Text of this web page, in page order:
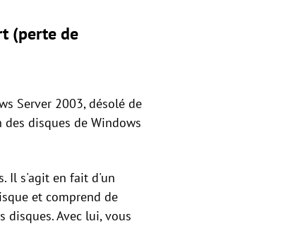
(perte de
Server 2003, désolé de
disques de Windows
Il s'agit en fait d'un
et comprend de
disques. Avec lui, vous